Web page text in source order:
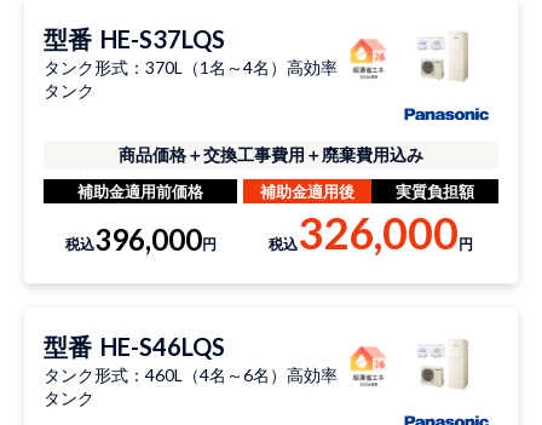
型番 HE-S37LQS
タンク形式：370L（1名～4名）高効率
タンク
商品価格＋交換工事費用＋廃棄費用込み
補助金適用前価格
税込396,000円
補助金適用後 実質負担額
税込326,000円
型番 HE-S46LQS
タンク形式：460L（4名～6名）高効率
タンク